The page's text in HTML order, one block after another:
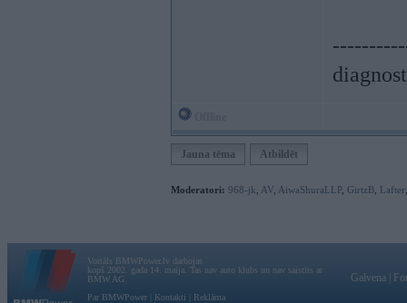
Jauna tēma Atbildēt
Moderatori: 968-jk AV AiwaShuraLLP, GirtzB Lafter
Vortāls BMWPower.lv darbojas
kopš 2002. gada 14. maija. Tas nav auto klubs un nav saistīts ar
BMW AG.
Par BMWPower
Kontakti Reklāma
Galvena